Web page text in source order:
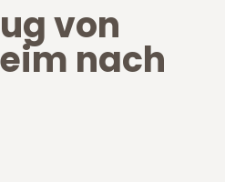
von
nach